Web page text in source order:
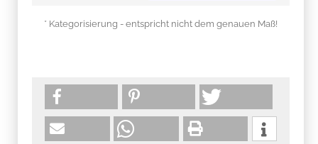
* Kategorisierung - entspricht nicht dem genauen Maß!